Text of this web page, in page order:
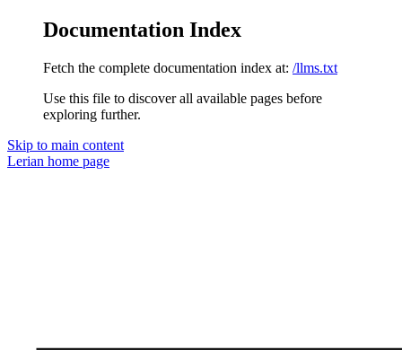
Documentation Index
Fetch the complete documentation index at: /llms.txt
Use this file to discover all available pages before
exploring further.
Skip to main content
Lerian home page